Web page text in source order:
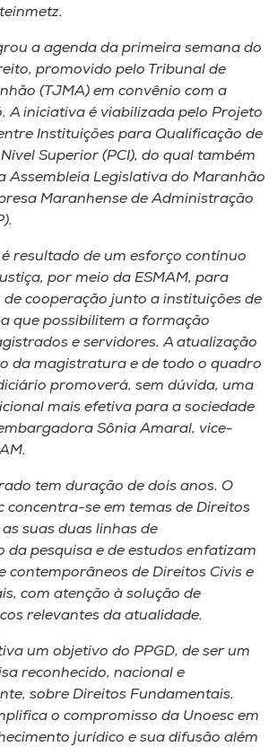
a agenda da primeira semana do
promovido pelo Tribunal de
(TJMA) em convênio com a
A iniciativa é viabilizada pelo Projeto
Instituições para Qualificação de
Superior (PCI), do qual também
Assembleia Legislativa do Maranhão
Maranhense de Administração
resultado de um esforço contínuo
por meio da ESMAM, para
cooperação junto a instituições de
que possibilitem a formação
e servidores. A atualização
da magistratura e de todo o quadro
promoverá, sem dúvida, uma
mais efetiva para a sociedade
Sônia Amaral, vice-
tem duração de dois anos. O
concentra-se em temas de Direitos
suas duas linhas de
da pesquisa e de estudos enfatizam
contemporâneos de Direitos Civis e
com atenção à solução de
relevantes da atualidade.
um objetivo do PPGD, de ser um
reconhecido, nacional e
sobre Direitos Fundamentais.
o compromisso da Unoesc em
jurídico e sua difusão além